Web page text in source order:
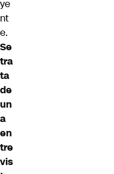
ye
nt
e.
Se
tra
ta
de
un
a
en
tre
vis